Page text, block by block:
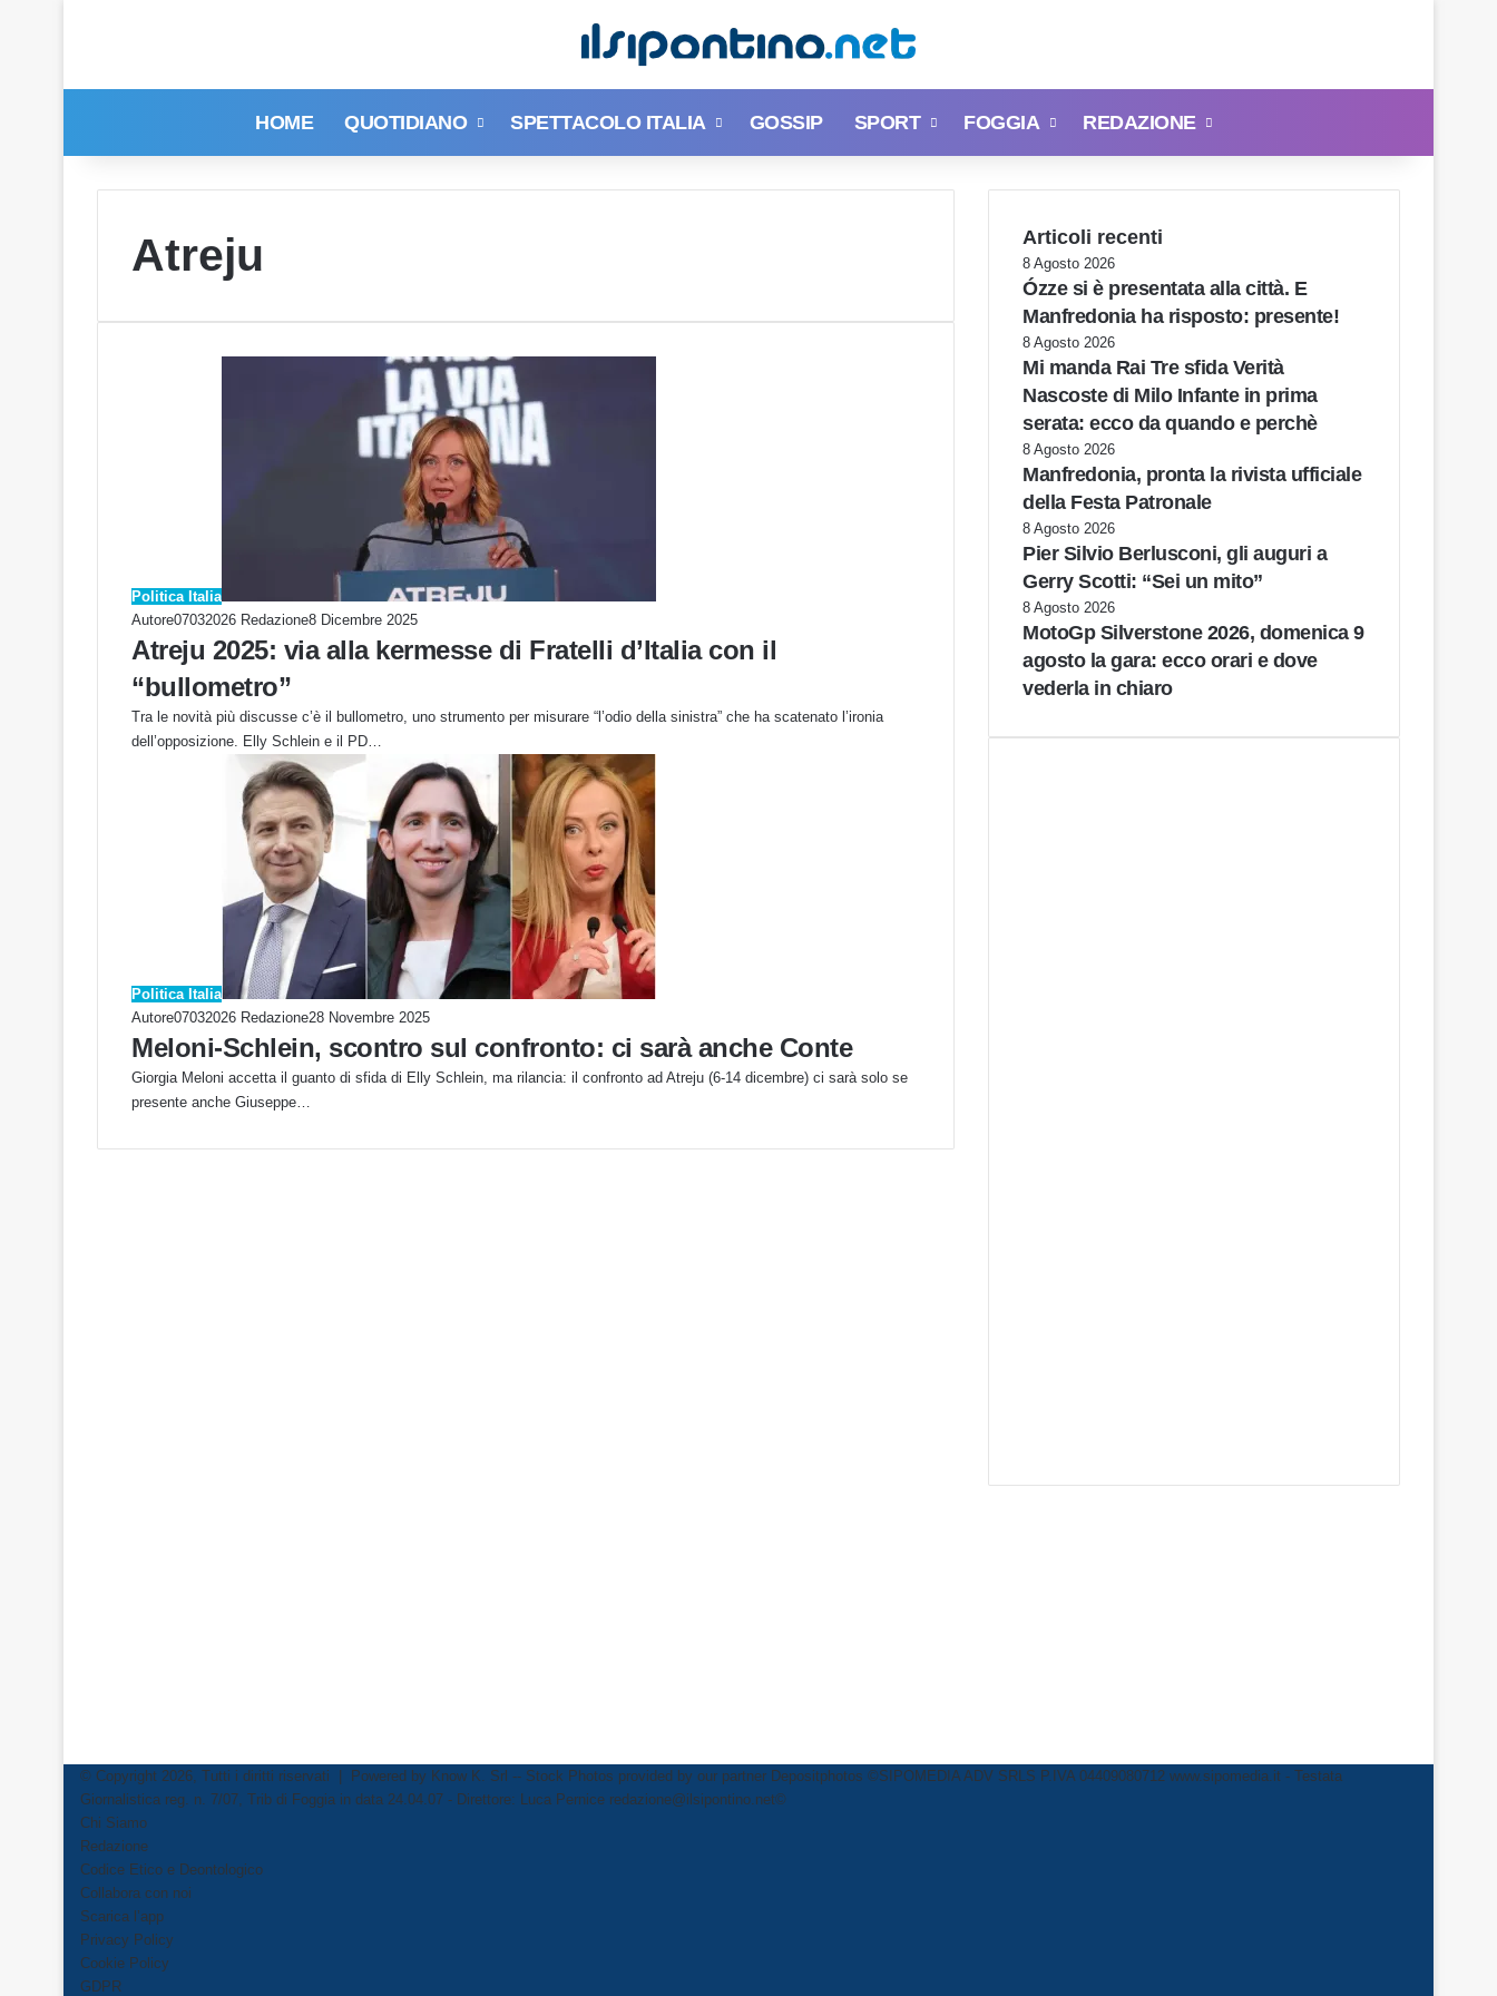
HOME QUOTIDIANO SPETTACOLO ITALIA GOSSIP SPORT FOGGIA REDAZIONE
Atreju
Politica Italia
Autore07032026 Redazione8 Dicembre 2025
Atreju 2025: via alla kermesse di Fratelli d’Italia con il
“bullometro”
Tra le novità più discusse c’è il bullometro, uno strumento per misurare “l’odio della sinistra” che ha scatenato l’ironia
dell’opposizione. Elly Schlein e il PD…
Politica Italia
Autore07032026 Redazione28 Novembre 2025
Meloni-Schlein, scontro sul confronto: ci sarà anche Conte
Giorgia Meloni accetta il guanto di sfida di Elly Schlein, ma rilancia: il confronto ad Atreju (6-14 dicembre) ci sarà solo se
presente anche Giuseppe…
Articoli recenti
8 Agosto 2026
Ózze si è presentata alla città. E
Manfredonia ha risposto: presente!
8 Agosto 2026
Mi manda Rai Tre sfida Verità
Nascoste di Milo Infante in prima
serata: ecco da quando e perchè
8 Agosto 2026
Manfredonia, pronta la rivista ufficiale
della Festa Patronale
8 Agosto 2026
Pier Silvio Berlusconi, gli auguri a
Gerry Scotti: “Sei un mito”
8 Agosto 2026
MotoGp Silverstone 2026, domenica 9
agosto la gara: ecco orari e dove
vederla in chiaro
© Copyright 2026, Tutti i diritti riservati | Powered by Know K. Srl -- Stock Photos provided by our partner Depositphotos ©SIPOMEDIA ADV SRLS P.IVA 04409080712 www.sipomedia.it - Testata
Giornalistica reg. n. 7/07, Trib di Foggia in data 24.04.07 - Direttore: Luca Pernice redazione@ilsipontino.net©
Chi Siamo
Redazione
Codice Etico e Deontologico
Collabora con noi
Scarica l’app
Privacy Policy
Cookie Policy
GDPR